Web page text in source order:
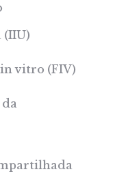
vitro (FIV)
da